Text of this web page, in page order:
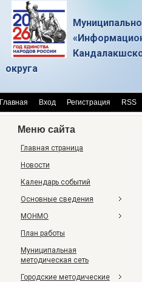
округа
Главная Вход Регистрация RSS
Меню сайта
Главная страница
Новости
Календарь событий
Основные сведения
МОНМО
План работы
Муниципальная
методическая сеть
Городские методические